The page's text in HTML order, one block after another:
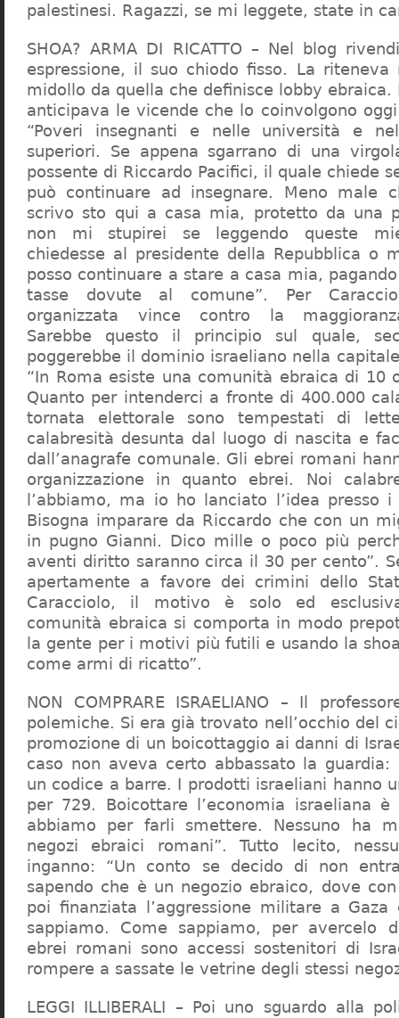
palestinesi. Ragazzi, se mi leggete, state in
SHOA? ARMA DI RICATTO – Nel blog
espressione, il suo chiodo fisso. La
midollo da quella che definisce lobby ebraica.
anticipava le vicende che lo coinvolgono
“Poveri insegnanti e nelle università e
superiori. Se appena sgarrano di una
possente di Riccardo Pacifici, il quale chiede
può continuare ad insegnare. Meno male
scrivo sto qui a casa mia, protetto da una
non mi stupirei se leggendo queste
chiedesse al presidente della Repubblica o
posso continuare a stare a casa mia,
tasse dovute al comune”. Per
organizzata vince contro la
Sarebbe questo il principio sul quale,
poggerebbe il dominio israeliano nella
“In Roma esiste una comunità ebraica di 10
Quanto per intenderci a fronte di 400.000
tornata elettorale sono tempestati di
calabresità desunta dal luogo di nascita e
dall’anagrafe comunale. Gli ebrei romani
organizzazione in quanto ebrei. Noi
l’abbiamo, ma io ho lanciato l’idea presso
Bisogna imparare da Riccardo che con un
in pugno Gianni. Dico mille o poco più
aventi diritto saranno circa il 30 per cento”.
apertamente a favore dei crimini dello
Caracciolo, il motivo è solo ed
comunità ebraica si comporta in modo
la gente per i motivi più futili e usando la
come armi di ricatto”.
NON COMPRARE ISRAELIANO – Il
polemiche. Si era già trovato nell’occhio del
promozione di un boicottaggio ai danni di
caso non aveva certo abbassato la guardia:
un codice a barre. I prodotti israeliani hanno
per 729. Boicottare l’economia israeliana è
abbiamo per farli smettere. Nessuno ha
negozi ebraici romani”. Tutto lecito,
inganno: “Un conto se decido di non
sapendo che è un negozio ebraico, dove
poi finanziata l’aggressione militare a
sappiamo. Come sappiamo, per avercelo
ebrei romani sono accessi sostenitori di
rompere a sassate le vetrine degli stessi
LEGGI ILLIBERALI – Poi uno sguardo alla